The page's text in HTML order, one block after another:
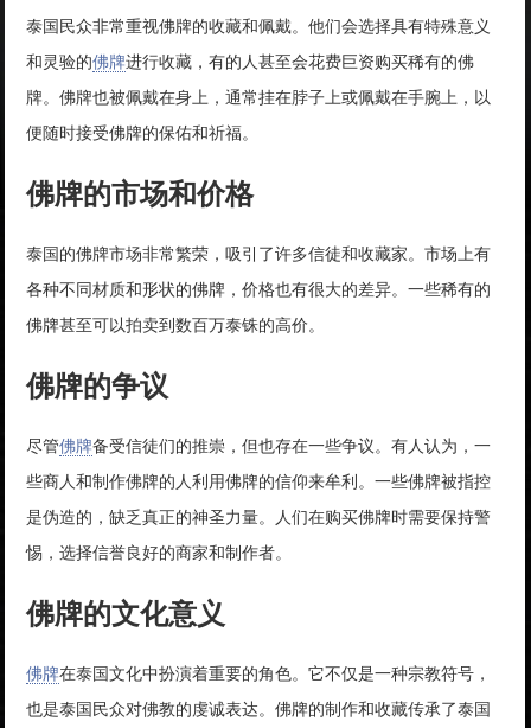
泰国民众非常重视佛牌的收藏和佩戴。他们会选择具有特殊意义
和灵验的佛牌进行收藏，有的人甚至会花费巨资购买稀有的佛
牌。佛牌也被佩戴在身上，通常挂在脖子上或佩戴在手腕上，以
便随时接受佛牌的保佑和祈福。
佛牌的市场和价格
泰国的佛牌市场非常繁荣，吸引了许多信徒和收藏家。市场上有
各种不同材质和形状的佛牌，价格也有很大的差异。一些稀有的
佛牌甚至可以拍卖到数百万泰铢的高价。
佛牌的争议
尽管佛牌备受信徒们的推崇，但也存在一些争议。有人认为，一
些商人和制作佛牌的人利用佛牌的信仰来牟利。一些佛牌被指控
是伪造的，缺乏真正的神圣力量。人们在购买佛牌时需要保持警
惕，选择信誉良好的商家和制作者。
佛牌的文化意义
佛牌在泰国文化中扮演着重要的角色。它不仅是一种宗教符号，
也是泰国民众对佛教的虔诚表达。佛牌的制作和收藏传承了泰国